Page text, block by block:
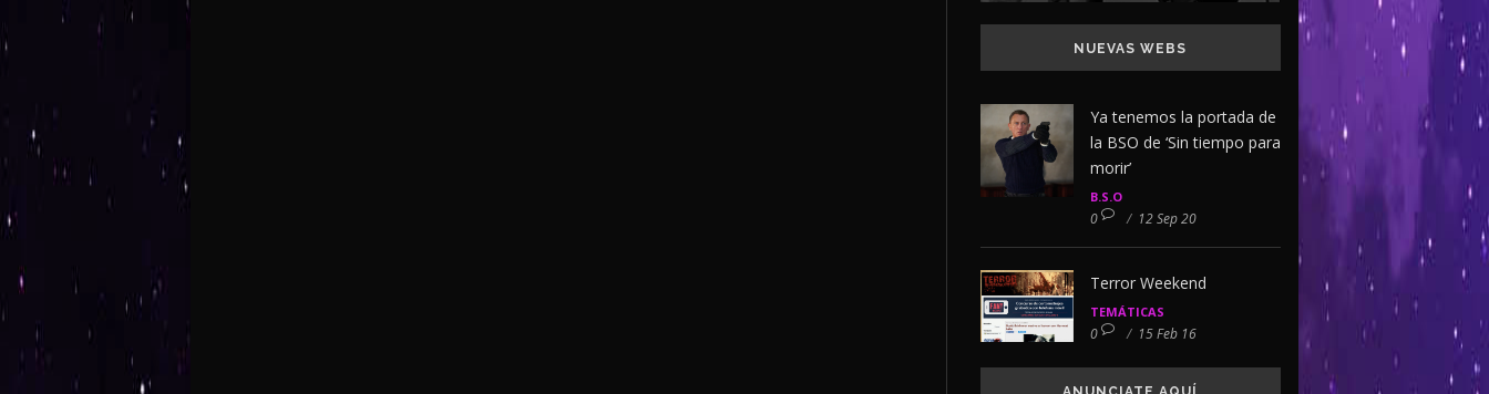
NUEVAS WEBS
Ya tenemos la portada de
la BSO de ‘Sin tiempo para
morir’
B.S.O
0 / 12 Sep 20
Terror Weekend
TEMÁTICAS
0 / 15 Feb 16